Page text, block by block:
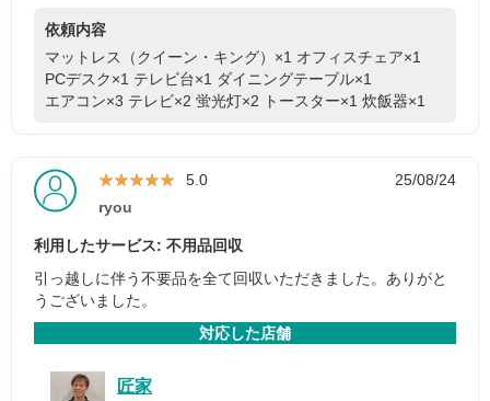
依頼内容
マットレス（クイーン・キング）×1 オフィスチェア×1
PCデスク×1 テレビ台×1 ダイニングテーブル×1
エアコン×3 テレビ×2 蛍光灯×2 トースター×1 炊飯器×1
★★★★★
★★★★★ 5.0
25/08/24
ryou
利用したサービス: 不用品回収
引っ越しに伴う不要品を全て回収いただきました。ありがと
うございました。
対応した店舗
匠家